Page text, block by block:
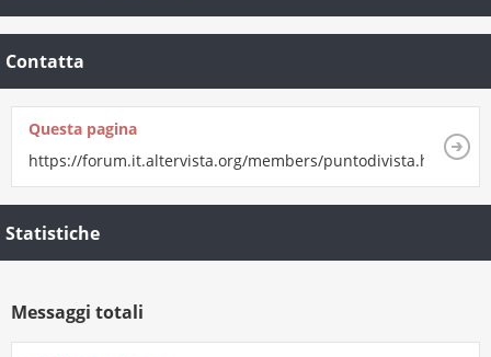
Contatta
Questa pagina
https://forum.it.altervista.org/members/puntodivista.html
Statistiche
Messaggi totali